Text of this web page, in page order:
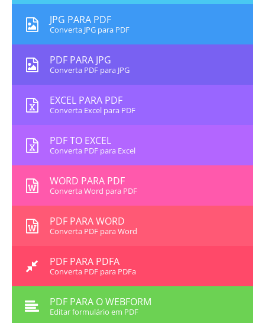
JPG PARA PDF
Converta JPG para PDF
PDF PARA JPG
Converta PDF para JPG
EXCEL PARA PDF
Converta Excel para PDF
PDF TO EXCEL
Converta PDF para Excel
WORD PARA PDF
Converta Word para PDF
PDF PARA WORD
Converta PDF para Word
PDF PARA PDFA
Converta PDF para PDFa
PDF PARA O WEBFORM
Editar formulário em PDF